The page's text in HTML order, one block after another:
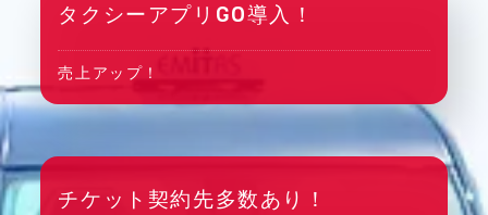
タクシーアプリGO導入！
売上アップ！
チケット契約先多数あり！